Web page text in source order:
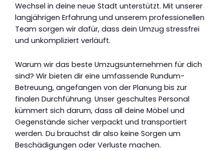
Wechsel in deine neue Stadt unterstützt. Mit unserer
langjährigen Erfahrung und unserem professionellen
Team sorgen wir dafür, dass dein Umzug stressfrei
und unkompliziert verläuft.
Warum wir das beste Umzugsunternehmen für dich
sind? Wir bieten dir eine umfassende Rundum-
Betreuung, angefangen von der Planung bis zur
finalen Durchführung. Unser geschultes Personal
kümmert sich darum, dass all deine Möbel und
Gegenstände sicher verpackt und transportiert
werden. Du brauchst dir also keine Sorgen um
Beschädigungen oder Verluste machen.